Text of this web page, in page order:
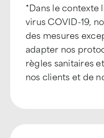
*Dans le contexte
virus COVID-19,
des mesures
adapter nos
règles sanitaires
nos clients et de